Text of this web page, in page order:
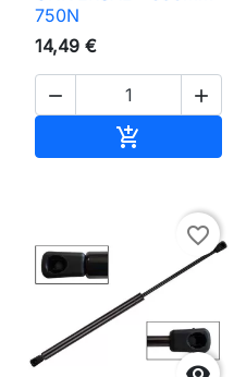
750N
14,49 €
 

favorite_border